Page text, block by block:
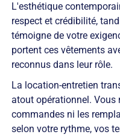
L'esthétique
respect et crédibilité,
témoigne de votre
portent ces vêtements
reconnus dans leur rôle.
La location-entretien
atout opérationnel. Vous
commandes ni les
selon votre rythme, vos